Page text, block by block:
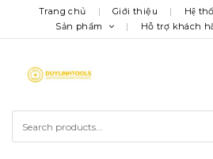
Trang chủ Giới thiệu
Hệ
Sản phẩm
Hỗ trợ khách